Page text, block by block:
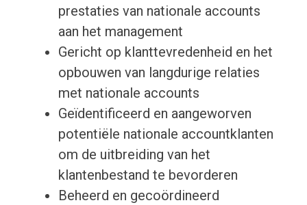
prestaties van nationale accounts
aan het management
Gericht op klanttevredenheid en het
opbouwen van langdurige relaties
met nationale accounts
Geïdentificeerd en aangeworven
potentiële nationale accountklanten
om de uitbreiding van het
klantenbestand te bevorderen
Beheerd en gecoördineerd